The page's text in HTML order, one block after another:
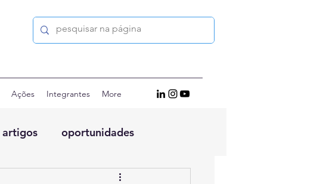
Ações Integrantes More
artigos oportunidades